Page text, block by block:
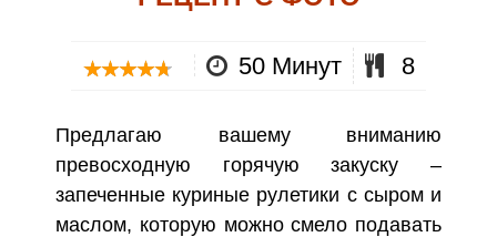
50 Минут 8
Предлагаю вашему вниманию
превосходную горячую закуску –
запеченные куриные рулетики с сыром и
маслом, которую можно смело подавать